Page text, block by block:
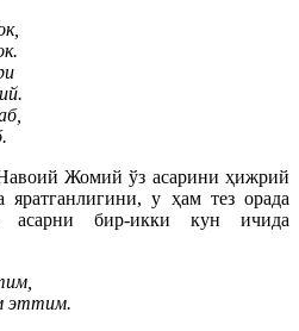
Жомий ўз асарини ҳижрий
у ҳам тез орада
асарни бир-икки кун ичида
эттим.